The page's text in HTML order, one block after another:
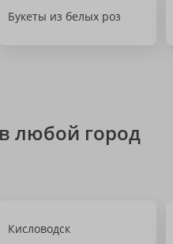
Букеты из белых роз
любой город
Кисловодск